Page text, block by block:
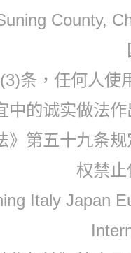
County,
条，任何人
中的诚实做法
》第五十九条
权禁
Italy Japan